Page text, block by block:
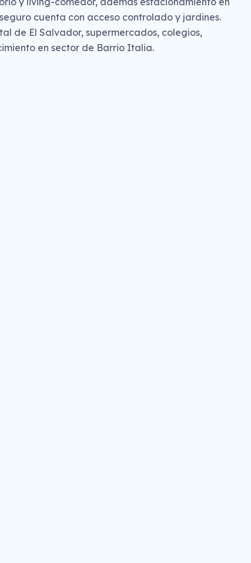
cuenta con acceso controlado y jardines.
de El Salvador, supermercados, colegios,
en sector de Barrio Italia.